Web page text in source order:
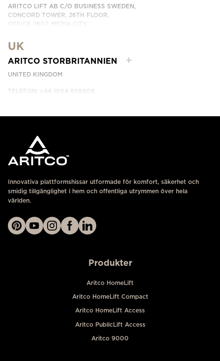
ARITCO LIFT AB C/O BUSINESS SWEDEN,
CONCORD TOWER, 26TH FLOOR,
OFFICE 2607, MEDIA CITY
KONTAKTA OSS
UK
ARITCO STORBRITANNIEN
UNITED KINGDOM
TELEFON: +44 1604 808809
Innovativa plattformshissar utformade för komfort, säkerhet och
smidig tillgänglighet i hem och offentliga utrymmen över hela
världen.
Produkter
Aritco HomeLift
Aritco HomeLift Compact
Aritco HomeLift Access
Aritco PublicLift Access
Aritco 9000